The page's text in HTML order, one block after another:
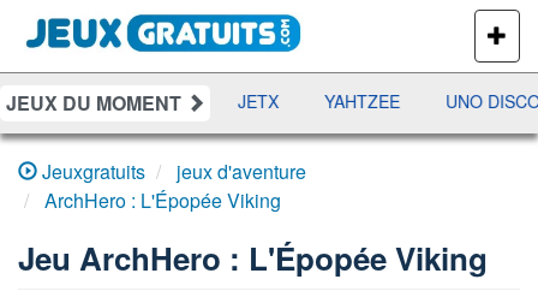
PLUS
DE
JEUX
JEUX DU MOMENT
DAMES RAMI JETX YAHTZEE UNO DISCO
Jeuxgratuits
jeux d'aventure
ArchHero : L'Épopée Viking
Jeu ArchHero : L'Épopée Viking